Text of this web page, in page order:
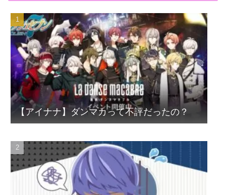
【アイナナ】ダンマカって不評だったの？